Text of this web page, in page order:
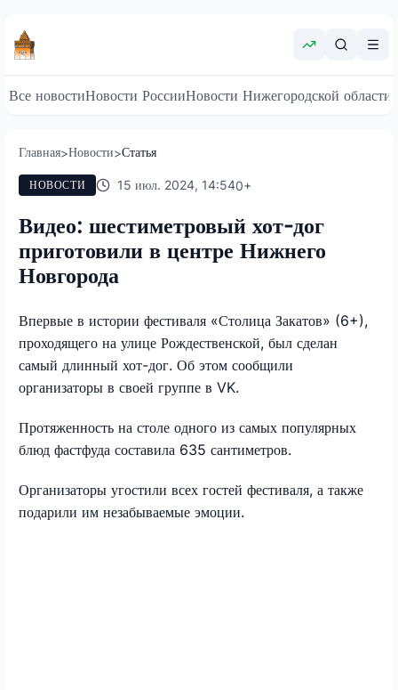
Все новостиНовости РоссииНовости Нижегородской области
Главная>Новости>Статья
НОВОСТИ 15 июл. 2024, 14:540+
Видео: шестиметровый хот-дог
приготовили в центре Нижнего
Новгорода
Впервые в истории фестиваля «Столица Закатов» (6+),
проходящего на улице Рождественской, был сделан
самый длинный хот-дог. Об этом сообщили
организаторы в своей группе в VK.
Протяженность на столе одного из самых популярных
блюд фастфуда составила 635 сантиметров.
Организаторы угостили всех гостей фестиваля, а также
подарили им незабываемые эмоции.